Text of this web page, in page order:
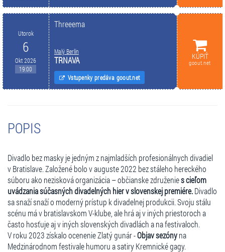
Utorok
6
Okt 2026
19:00
Threeema
Malý Berlín
TRNAVA
Vstupenky predáva goout.net
KÚPIŤ
goout.net
POPIS
Divadlo bez masky je jedným z najmladších profesionálnych divadiel
v Bratislave. Založené bolo v auguste 2022 bez stáleho hereckého
súboru ako nezisková organizácia – občianske združenies cieľom
uvádzania súčasných divadelných hier v slovenskej premiére.Divadlo
sa snaží snaží o moderný prístup k divadelnej produkcii. Svoju stálu
scénu má v bratislavskom V-klube, ale hrá aj v iných priestoroch a
často hosťuje aj v iných slovenských divadlách a na festivaloch.
V roku 2023 získalo ocenenie Zlatý gunár -Objav sezónyna
Medzinárodnom festivale humoru a satiry Kremnické gagy.